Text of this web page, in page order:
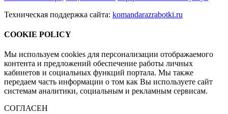
Техническая поддержка сайта: komandarazrabotki.ru
COOKIE POLICY
Мы используем cookies для персонализации отображаемого
контента и предложений обеспечение работы личных
кабинетов и социальных функций портала. Мы также
передаем часть информации о том как Вы используете сайт
системам аналитики, социальным и рекламным сервисам.
СОГЛАСЕН